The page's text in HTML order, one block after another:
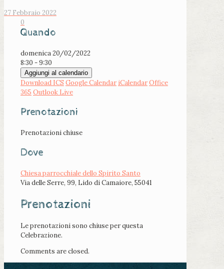
27 Febbraio 2022
0
Quando
domenica 20/02/2022
8:30 - 9:30
Aggiungi al calendario
Download ICS Google Calendar iCalendarOffice
365 Outlook Live
Prenotazioni
Prenotazioni chiuse
Dove
Chiesa parrocchiale dello Spirito Santo
Via delle Serre, 99, Lido di Camaiore, 55041
Prenotazioni
Le prenotazioni sono chiuse per questa
Celebrazione.
Comments are closed.